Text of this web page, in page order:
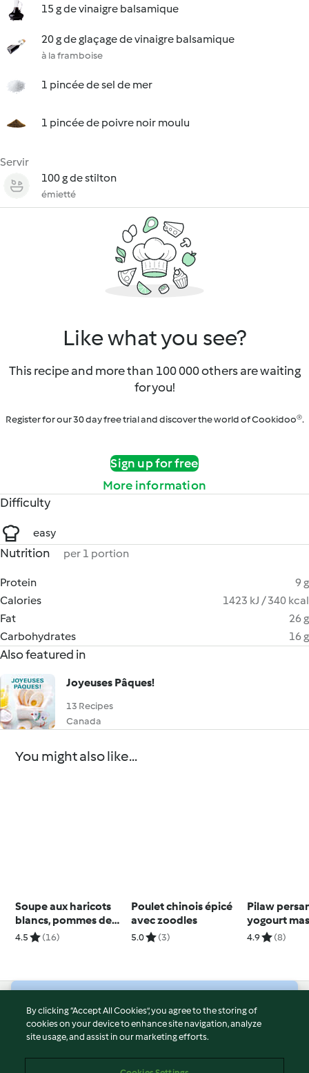
15 g de vinaigre balsamique
20 g de glaçage de vinaigre balsamique
à la framboise
1 pincée de sel de mer
1 pincée de poivre noir moulu
Servir
100 g de stilton
émietté
Like what you see?
This recipe and more than 100 000 others are waiting
for you!
Register for our 30 day free trial and discover the world of Cookidoo®.
Sign up for free
More information
Difficulty
easy
Nutrition per 1 portion
Protein
9 g
Calories
1423 kJ / 340 kcal
Fat
26 g
Carbohydrates
16 g
Also featured in
Joyeuses Pâques!
13 Recipes
Canada
You might also like...
Soupe aux haricots
blancs, pommes de
terre et chorizo
4.5 (16)
Poulet chinois épicé
avec zoodles
5.0 (3)
Pilaw
yogourt
4.9 (8)
© Copyright 2026
Terms of Service
By clicking “Accept All Cookies”, you agree to the storing of
cookies on your device to enhance site navigation, analyze
site usage, and assist in our marketing efforts.